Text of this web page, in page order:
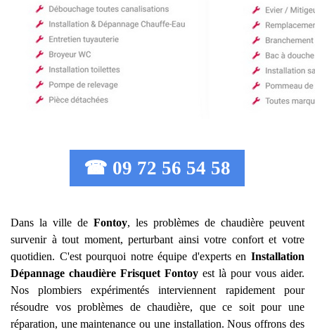
☎ 09 72 56 54 58
Dans la ville de Fontoy, les problèmes de chaudière peuvent
survenir à tout moment, perturbant ainsi votre confort et votre
quotidien. C'est pourquoi notre équipe d'experts en Installation
Dépannage chaudière Frisquet Fontoyest là pour vous aider.
Nos plombiers expérimentés interviennent rapidement pour
résoudre vos problèmes de chaudière, que ce soit pour une
réparation, une maintenance ou une installation. Nous offrons des